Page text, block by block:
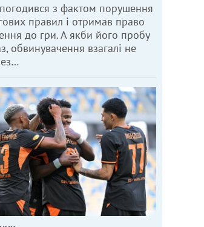
з фактом порушення
правил і отримав право
до гри. А якби його пробу
обвинувачення взагалі не